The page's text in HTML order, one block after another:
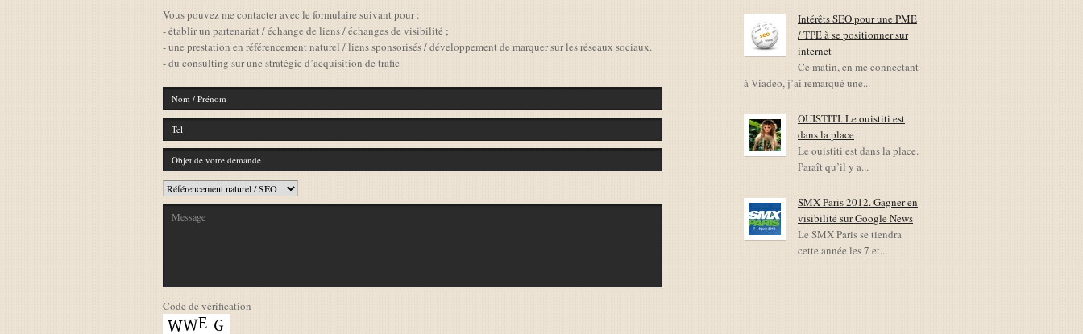
Vous pouvez me contacter avec le formulaire suivant pour :
- établir un partenariat / échange de liens / échanges de visibilité ;
- une prestation en référencement naturel / liens sponsorisés / développement de marquer sur les réseaux sociaux.
- du consulting sur une stratégie d’acquisition de trafic
Code de vérification
Intérêts SEO pour une PME
/ TPE à se positionner sur
internet
Ce matin, en me connectant
à Viadeo, j’ai remarqué une...
OUISTITI. Le ouistiti est
dans la place
Le ouistiti est dans la place.
Paraît qu’il y a...
SMX Paris 2012. Gagner en
visibilité sur Google News
Le SMX Paris se tiendra
cette année les 7 et...